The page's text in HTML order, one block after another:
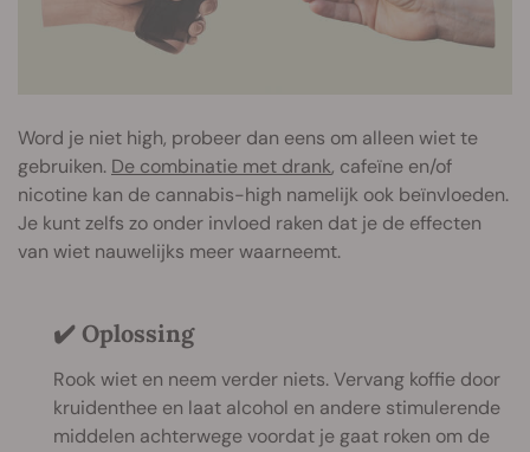
Word je niet high, probeer dan eens om alleen wiet te
gebruiken. De combinatie met drank, cafeïne en/of
nicotine kan de cannabis-high namelijk ook beïnvloeden.
Je kunt zelfs zo onder invloed raken dat je de effecten
van wiet nauwelijks meer waarneemt.
✔️ Oplossing
Rook wiet en neem verder niets. Vervang koffie door
kruidenthee en laat alcohol en andere stimulerende
middelen achterwege voordat je gaat roken om de